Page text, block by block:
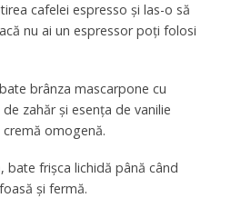
cafelei espresso și las-o să
nu ai un espressor poți folosi
brânza mascarpone cu
zahăr și esența de vanilie
omogenă.
bate frișca lichidă până când
și fermă.